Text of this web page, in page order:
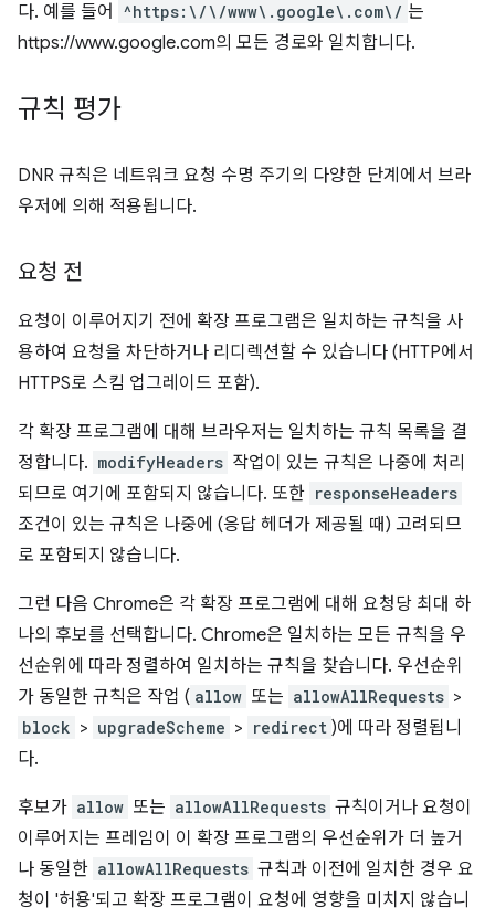
다. 예를 들어
^https:\/\/www\.google\.com\/ 는
https://www.google.com의 모든 경로와 일치합니다.
규칙 평가
DNR 규칙은 네트워크 요청 수명 주기의 다양한 단계에서 브라
우저에 의해 적용됩니다.
요청 전
요청이 이루어지기 전에 확장 프로그램은 일치하는 규칙을 사
용하여 요청을 차단하거나 리디렉션할 수 있습니다 (HTTP에서
HTTPS로 스킴 업그레이드 포함).
각 확장 프로그램에 대해 브라우저는 일치하는 규칙 목록을 결
정합니다. modifyHeaders 작업이 있는 규칙은 나중에 처리
되므로 여기에 포함되지 않습니다. 또한 responseHeaders
조건이 있는 규칙은 나중에 (응답 헤더가 제공될 때) 고려되므
로 포함되지 않습니다.
그런 다음 Chrome은 각 확장 프로그램에 대해 요청당 최대 하
나의 후보를 선택합니다. Chrome은 일치하는 모든 규칙을 우
선순위에 따라 정렬하여 일치하는 규칙을 찾습니다. 우선순위
가 동일한 규칙은 작업 ( allow 또는 allowAllRequests >
block > upgradeScheme > redirect )에 따라 정렬됩니
다.
후보가 allow 또는 allowAllRequests 규칙이거나 요청이
이루어지는 프레임이 이 확장 프로그램의 우선순위가 더 높거
나 동일한 allowAllRequests 규칙과 이전에 일치한 경우 요
청이 '허용'되고 확장 프로그램이 요청에 영향을 미치지 않습니